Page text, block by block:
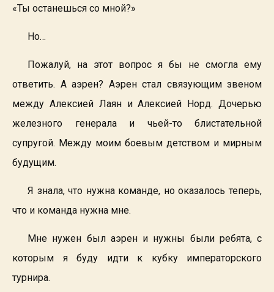
«Ты останешься со мной?»
Но…
Пожалуй, на этот вопрос я бы не смогла ему
ответить. А аэрен? Аэрен стал связующим звеном
между Алексией Лаян и Алексией Норд. Дочерью
железного генерала и чьей-то блистательной
супругой. Между моим боевым детством и мирным
будущим.
Я знала, что нужна команде, но оказалось теперь,
что и команда нужна мне.
Мне нужен был аэрен и нужны были ребята, с
которым я буду идти к кубку императорского
турнира.